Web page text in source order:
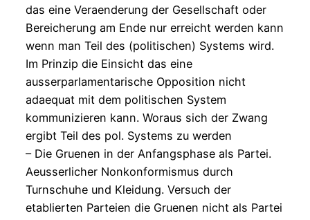
das eine Veraenderung der Gesellschaft oder
Bereicherung am Ende nur erreicht werden kann
wenn man Teil des (politischen) Systems wird.
Im Prinzip die Einsicht das eine
ausserparlamentarische Opposition nicht
adaequat mit dem politischen System
kommunizieren kann. Woraus sich der Zwang
ergibt Teil des pol. Systems zu werden
– Die Gruenen in der Anfangsphase als Partei.
Aeusserlicher Nonkonformismus durch
Turnschuhe und Kleidung. Versuch der
etablierten Parteien die Gruenen nicht als Partei